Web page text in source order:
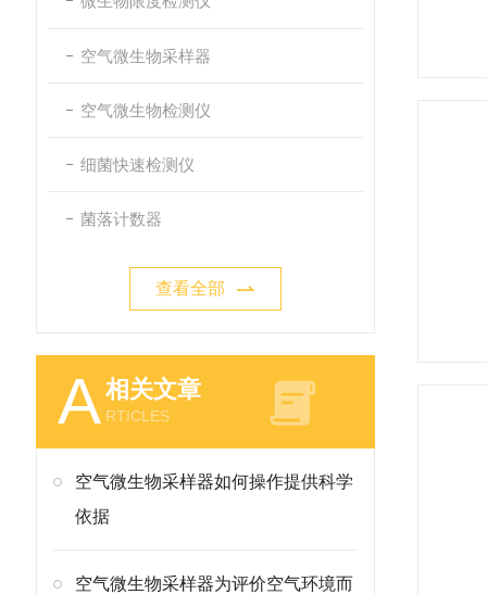
空气微生物采样器
空气微生物检测仪
细菌快速检测仪
菌落计数器
查看全部
A相关文章
RTICLES
空气微生物采样器如何操作提供科学
依据
空气微生物采样器为评价空气环境而